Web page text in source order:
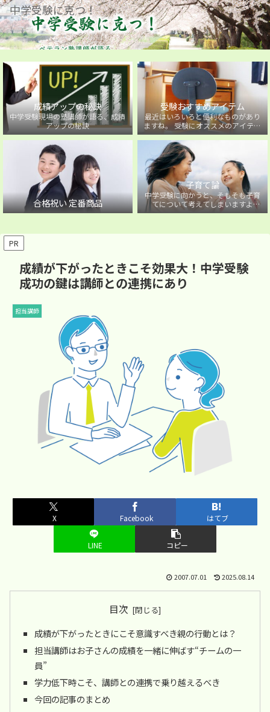
中学受験に克つ！
成績アップの秘訣
中学受験現場の塾講師が語る、成績
アップの秘訣
受験おすすめアイテム
最近はいろいろと便利なものがあり
ますね。 受験にオススメのアイテム
を紹介しています。
合格祝い 定番商品
子育て論
中学受験に向かうと、そもそも子育
てについて考えてしまいますよ
ね・・・。中学受験に向かうお子様
PR
成績が下がったときこそ効果大！中学受験
成功の鍵は講師との連携にあり
担当講師
X Facebook はてブ
LINE コピー
2007.07.01 2025.08.14
目次
成績が下がったときにこそ意識すべき親の行動とは？
担当講師はお子さんの成績を一緒に伸ばす“チームの一
員”
学力低下時こそ、講師との連携で乗り越えるべき
今回の記事のまとめ